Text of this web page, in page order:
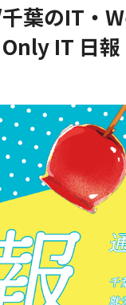
葉のIT・
IT 日報